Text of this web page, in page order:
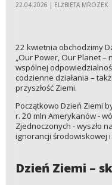
22.04.2026 | ELŻBIETA MROZEK
22 kwietnia obchodzimy
„Our Power, Our Planet –
wspólnej
codzienne działania –
przyszłość Ziemi.
Początkowo Dzień Ziemi
r. 20 mln Amerykanów -
Zjednoczonych - wyszło
ignorancji środowiskowej
Dzień Ziemi –